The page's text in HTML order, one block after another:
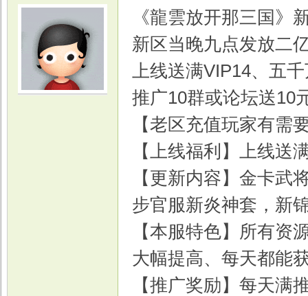
《龍雲放开那三国》
新区当晚九点发放二
上线送满VIP14、五
推广10群或论坛送10
【老区充值玩家有需
【上线福利】上线送
【更新内容】金卡武
步官服新炎神套，新
【本服特色】所有资
大幅提高、每天都能
【推广奖励】每天满